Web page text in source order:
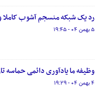
رد یک شبکه منسجم آشوب
۵ بهمن ۰۴ - ۱۹:۴۵
وظیفه ما یادآوری دائمی حماسه تاریخی
۴ بهمن ۰۴ - ۱۹:۲۹